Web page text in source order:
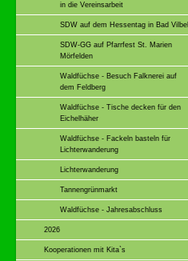
in die Vereinsarbeit
SDW auf dem Hessentag in Bad Vilbel
SDW-GG auf Pfarrfest St. Marien
Mörfelden
Waldfüchse - Besuch Falknerei auf
dem Feldberg
Waldfüchse - Tische decken für den
Eichelhäher
Waldfüchse - Fackeln basteln für
Lichterwanderung
Lichterwanderung
Tannengrünmarkt
Waldfüchse - Jahresabschluss
2026
Kooperationen mit Kita`s